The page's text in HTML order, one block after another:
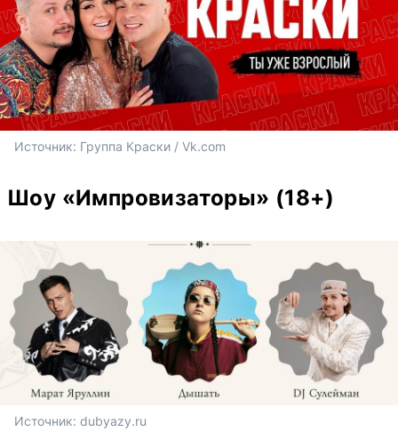
Источник: Группа Краски / Vk.com
Шоу «Импровизаторы» (18+)
Источник: dubyazy.ru